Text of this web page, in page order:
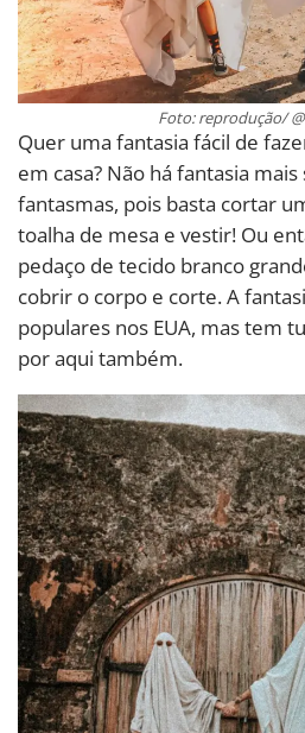
Foto: reprodução/
Quer uma fantasia fácil de
em casa? Não há fantasia
fantasmas, pois basta cortar
toalha de mesa e vestir! Ou
pedaço de tecido branco
cobrir o corpo e corte. A
populares nos EUA, mas tem
por aqui também.